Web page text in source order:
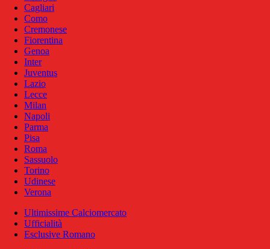
Cagliari
Como
Cremonese
Fiorentina
Genoa
Inter
Juventus
Lazio
Lecce
Milan
Napoli
Parma
Pisa
Roma
Sassuolo
Torino
Udinese
Verona
Ultimissime Calciomercato
Ufficialità
Esclusive Romano